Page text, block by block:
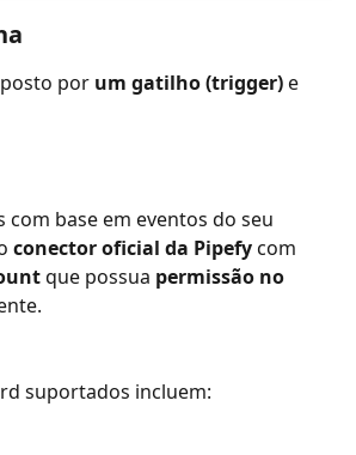
por um gatilho (trigger) e
com base em eventos do seu
conector oficial da Pipefy com
que possua permissão no
suportados incluem: